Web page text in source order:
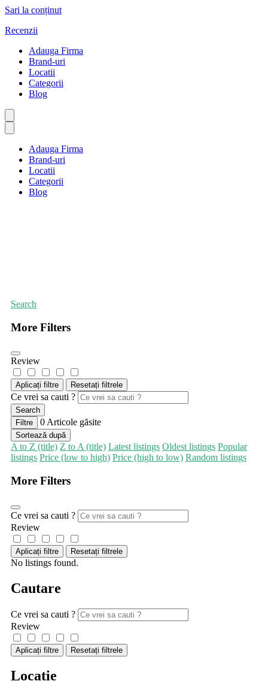
Sari la conținut
Recenzii
Adauga Firma
Brand-uri
Locatii
Categorii
Blog
Adauga Firma
Brand-uri
Locatii
Categorii
Blog
Search
More Filters
Review
Aplicați filtre Resetați filtrele
Ce vrei sa cauti ?
Search
Filtre
0 Articole găsite
Sortează după
A to Z (title) Z to A (title) Latest listings Oldest listings Popular
listings Price (low to high) Price (high to low) Random listings
More Filters
Ce vrei sa cauti ?
Review
Aplicați filtre Resetați filtrele
No listings found.
Cautare
Ce vrei sa cauti ?
Review
Aplicați filtre Resetați filtrele
Locatie